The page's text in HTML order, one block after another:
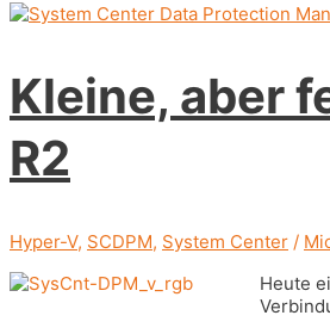
Kleine, aber
R2
Hyper-V, SCDPM, System Center /
Heute